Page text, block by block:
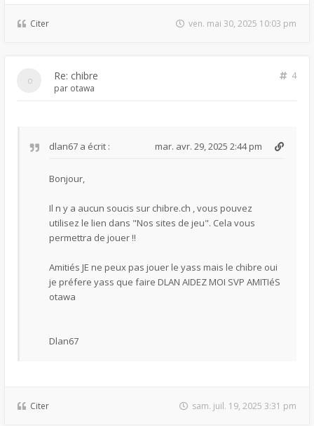
Citer ven. mai 30, 2025 10:03 pm
Re: chibre
4
par otawa
dlan67 a écrit : mar. avr. 29, 2025 2:44 pm
Bonjour,
Il n y a aucun soucis sur chibre.ch , vous pouvez
utilisez le lien dans "Nos sites de jeu". Cela vous
permettra de jouer !!
Amitiés JE ne peux pas jouer le yass mais le chibre oui
je préfere yass que faire DLAN AIDEZ MOI SVP AMITIéS
otawa
Dlan67
Citer sam. juil. 19, 2025 3:31 pm